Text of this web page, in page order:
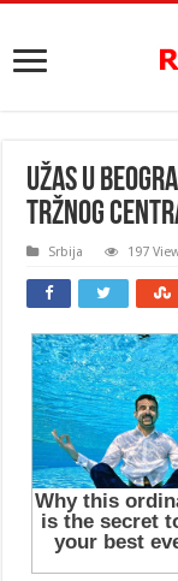
UŽAS U
tržnog centra
Srbija 197